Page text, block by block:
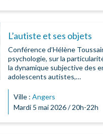
L’autiste et ses objets
Conférence d’Hélène
psychologie, sur la
la dynamique subjective des
adolescents autistes,…
Ville : Angers
Mardi 5 mai 2026 / 20h-22h